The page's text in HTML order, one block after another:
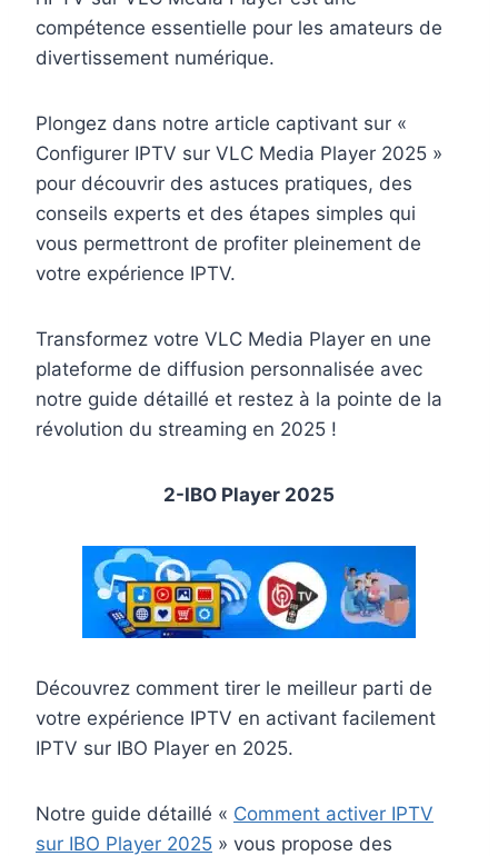
compétence essentielle pour les amateurs de
divertissement numérique.
Plongez dans notre article captivant sur «
Configurer IPTV sur VLC Media Player 2025 »
pour découvrir des astuces pratiques, des
conseils experts et des étapes simples qui
vous permettront de profiter pleinement de
votre expérience IPTV.
Transformez votre VLC Media Player en une
plateforme de diffusion personnalisée avec
notre guide détaillé et restez à la pointe de la
révolution du streaming en 2025 !
2-IBO Player 2025
Découvrez comment tirer le meilleur parti de
votre expérience IPTV en activant facilement
IPTV sur IBO Player en 2025.
Notre guide détaillé « Comment activer IPTV
sur IBO Player 2025 » vous propose des